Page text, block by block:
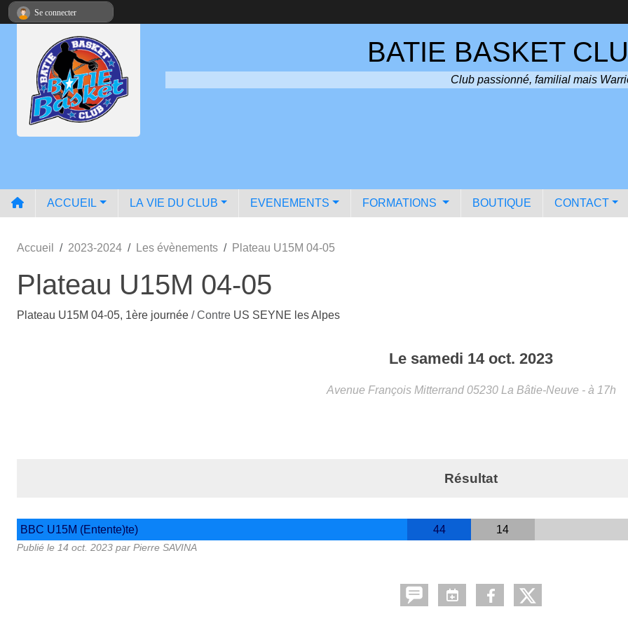
BATIE BASKET
Club passionné, familial mais
ACCUEIL LA VIE DU CLUB EVENEMENTS FORMATIONS BOUTIQUE CONTACT
Accueil 2023-2024 Les évènements Plateau U15M 04-05
Plateau U15M 04-05
Plateau U15M 04-05, 1ère journée / Contre US SEYNE les Alpes
Le samedi 14 oct. 2023
Avenue François Mitterrand 05230 La Bâtie-Neuve - à 17h
Résultat
BBC U15M (Entente)te) 44 14
Publié le 14 oct. 2023 par Pierre SAVINA
Se connecter
Panneau de gestion des cookies